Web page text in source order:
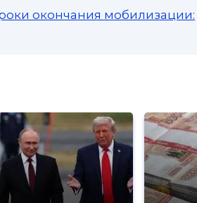
окончания мобилизации: